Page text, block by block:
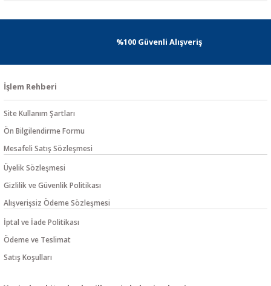
%100 Güvenli Alışveriş
İşlem Rehberi
Site Kullanım Şartları
Ön Bilgilendirme Formu
Mesafeli Satış Sözleşmesi
Üyelik Sözleşmesi
Gizlilik ve Güvenlik Politikası
Alışverişsiz Ödeme Sözleşmesi
İptal ve İade Politikası
Ödeme ve Teslimat
Satış Koşulları